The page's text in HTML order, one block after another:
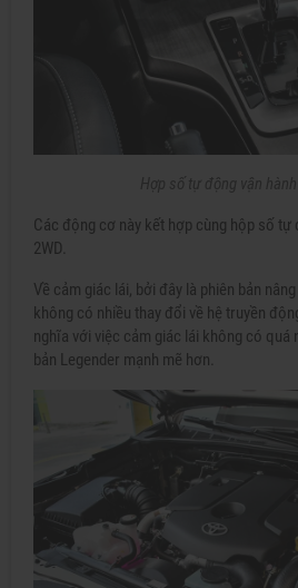
Các động cơ này kết hợp cùng hộp số tự
2WD.
Về cảm giác lái, bởi đây là phiên bản
không có nhiều thay đổi về hệ truyền
nghĩa với việc cảm giác lái không có quá
bản Legender mạnh mẽ hơn.